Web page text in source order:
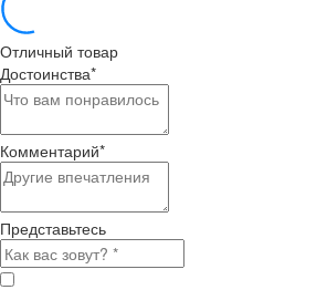
Отличный товар
Достоинства*
Комментарий*
Представьтесь